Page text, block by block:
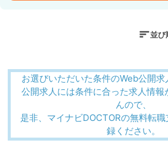
並び
お選びいただいた条件のWeb公開
公開求人には条件に合った求人情
んので、
是非、マイナビDOCTORの無料転
録ください。